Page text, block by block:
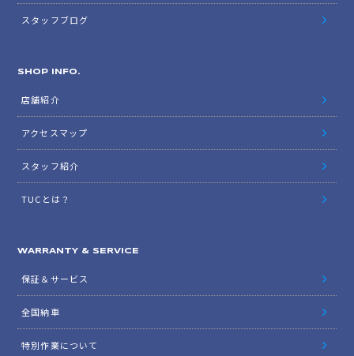
スタッフブログ
SHOP INFO.
店舗紹介
アクセスマップ
スタッフ紹介
TUCとは？
WARRANTY & SERVICE
保証＆サービス
全国納車
特別作業について